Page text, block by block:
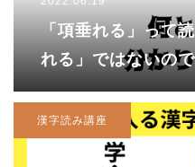
「項垂れる」って
れる」ではないの
漢字読み講座